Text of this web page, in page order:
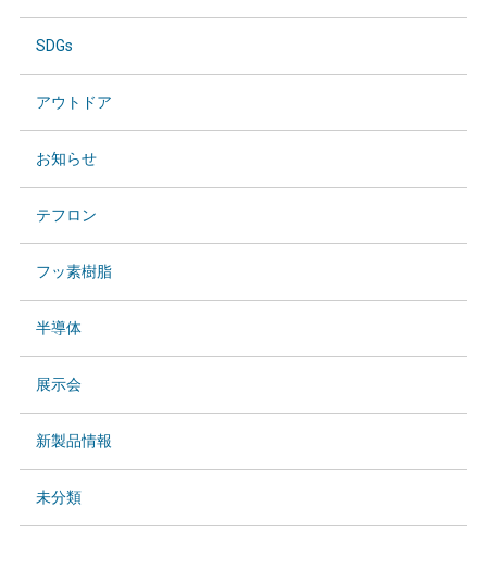
SDGs
アウトドア
お知らせ
テフロン
フッ素樹脂
半導体
展示会
新製品情報
未分類